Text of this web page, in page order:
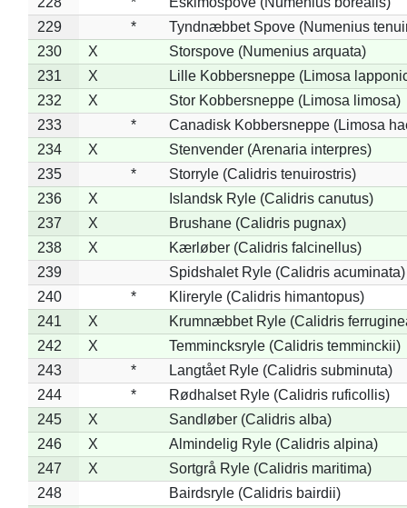
229
*
Tyndnæbbet Spove (Numenius
230
X
Storspove (Numenius arquata)
231
X
Lille Kobbersneppe (Limosa
232
X
Stor Kobbersneppe (Limosa limosa)
233
*
Canadisk Kobbersneppe (Limosa
234
X
Stenvender (Arenaria interpres)
235
*
Storryle (Calidris tenuirostris)
236
X
Islandsk Ryle (Calidris canutus)
237
X
Brushane (Calidris pugnax)
238
X
Kærløber (Calidris falcinellus)
239
Spidshalet Ryle (Calidris acuminata)
240
*
Klireryle (Calidris himantopus)
241
X
Krumnæbbet Ryle (Calidris
242
X
Temmincksryle (Calidris temminckii)
243
*
Langtået Ryle (Calidris subminuta)
244
*
Rødhalset Ryle (Calidris ruficollis)
245
X
Sandløber (Calidris alba)
246
X
Almindelig Ryle (Calidris alpina)
247
X
Sortgrå Ryle (Calidris maritima)
248
Bairdsryle (Calidris bairdii)